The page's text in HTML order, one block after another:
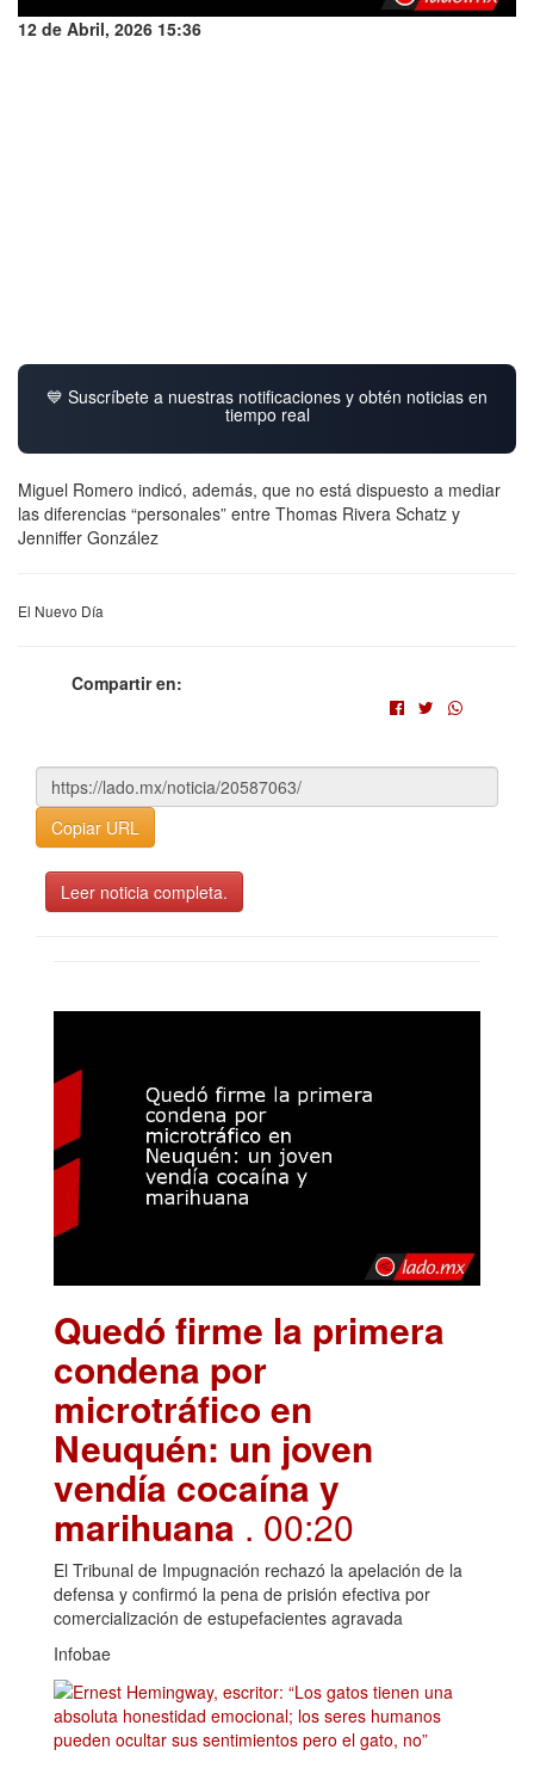
12 de Abril, 2026 15:36
💙 Suscríbete a nuestras notificaciones y obtén noticias en
tiempo real
Miguel Romero indicó, además, que no está dispuesto a mediar
las diferencias “personales” entre Thomas Rivera Schatz y
Jenniffer González
El Nuevo Día
Compartir en:
Copiar URL
Leer noticia completa.
Quedó firme la primera
condena por
microtráfico en
Neuquén: un joven
vendía cocaína y
marihuana . 00:20
El Tribunal de Impugnación rechazó la apelación de la
defensa y confirmó la pena de prisión efectiva por
comercialización de estupefacientes agravada
Infobae